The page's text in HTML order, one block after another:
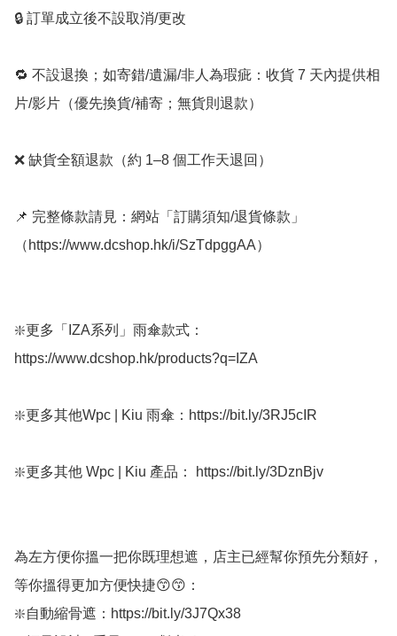
🔒 訂單成立後不設取消/更改
🔁 不設退換；如寄錯/遺漏/非人為瑕疵：收貨 7 天內提供相
片/影片（優先換貨/補寄；無貨則退款）
❌ 缺貨全額退款（約 1–8 個工作天退回）
📌 完整條款請見：網站「訂購須知/退貨條款」
（https://www.dcshop.hk/i/SzTdpggAA）
❇️更多「IZA系列」雨傘款式：
https://www.dcshop.hk/products?q=IZA
❇️更多其他Wpc | Kiu 雨傘：https://bit.ly/3RJ5cIR
❇️更多其他 Wpc | Kiu 產品： https://bit.ly/3DznBjv
為左方便你搵一把你既理想遮，店主已經幫你預先分類好，
等你搵得更加方便快捷😙😙：
❇️自動縮骨遮：https://bit.ly/3J7Qx38